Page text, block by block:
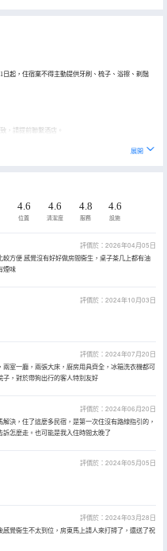
日起，住宿業不得主動提供牙刷、梳子、浴擦、剃鬚
，請提前聯繫酒店。
展開
4.6
位置
4.6
清潔度
4.8
服務
4.6
設施
評價於：2026年04月05日
較方便 感覺沒有好好做房間衞生，桌子茶几上都有油
煙味
評價於：2024年10月03日
評價於：2024年07月20日
室一廳，兩張大床，廚房用具齊全，冰箱洗衣機都可
子，對於帶狗出行的客人特別友好
評價於：2024年06月20日
決，住了這麼多民宿，是第一次住沒有路線指引的，
怎麼走。也可能是我入住時間太晚了
評價於：2024年05月05日
評價於：2024年03月28日
感覺衞生不太到位，房東馬上請人來打掃了，還送了祝